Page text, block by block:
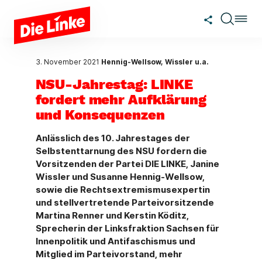
Zum Hauptinhalt springen
3. November 2021 Hennig-Wellsow, Wissler u.a.
NSU-Jahrestag: LINKE
fordert mehr Aufklärung
und Konsequenzen
Anlässlich des 10. Jahrestages der
Selbstenttarnung des NSU fordern die
Vorsitzenden der Partei DIE LINKE, Janine
Wissler und Susanne Hennig-Wellsow,
sowie die Rechtsextremismusexpertin
und stellvertretende Parteivorsitzende
Martina Renner und Kerstin Köditz,
Sprecherin der Linksfraktion Sachsen für
Innenpolitik und Antifaschismus und
Mitglied im Parteivorstand, mehr